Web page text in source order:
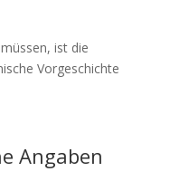
ist die
Vorgeschichte
Angaben